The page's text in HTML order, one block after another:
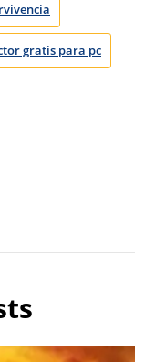
gratis para pc